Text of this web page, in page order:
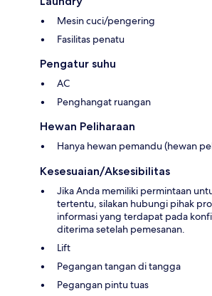
Mesin cuci/pengering
Fasilitas penatu
Pengatur suhu
AC
Penghangat ruangan
Hewan Peliharaan
Hanya hewan pemandu (hewan
Kesesuaian/Aksesibilitas
Jika Anda memiliki permintaan
tertentu, silakan hubungi pihak
informasi yang terdapat pada
diterima setelah pemesanan.
Lift
Pegangan tangan di tangga
Pegangan pintu tuas